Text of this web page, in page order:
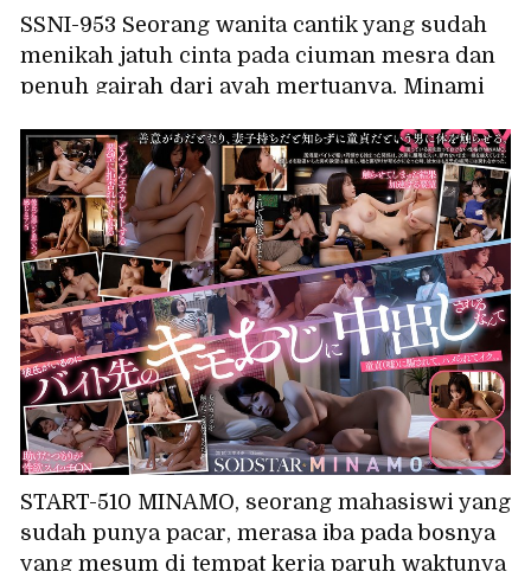
SSNI-953 Seorang wanita cantik yang sudah
menikah jatuh cinta pada ciuman mesra dan
penuh gairah dari ayah mertuanya, Minami
START-510 MINAMO, seorang mahasiswi yang
sudah punya pacar, merasa iba pada bosnya
yang mesum di tempat kerja paruh waktunya